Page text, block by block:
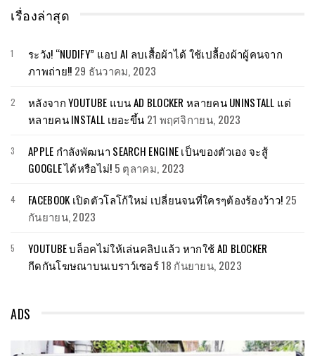
เรื่องล่าสุด
ระวัง! “NUDIFY” แอป AI ลบเสื้อผ้าได้ ใช้เปลื้องผ้าผู้คนจาก
ภาพถ่าย!! 29 ธันวาคม, 2023
หลังจาก YOUTUBE แบน AD BLOCKER หลายคน UNINSTALL แต่
หลายคน INSTALL เยอะขึ้น 21 พฤศจิกายน, 2023
APPLE กำลังพัฒนา SEARCH ENGINE เป็นของตัวเอง จะสู้
GOOGLE ได้หรือไม่! 5 ตุลาคม, 2023
FACEBOOK เปิดตัวโลโก้ใหม่ เปลี่ยนจนที่ใครๆต้องร้องว้าว! 25
กันยายน, 2023
YOUTUBE บล็อคไม่ให้เล่นคลิปแล้ว หากใช้ AD BLOCKER
กีดกันโฆษณาบนเบราว์เซอร์18 กันยายน, 2023
ADS